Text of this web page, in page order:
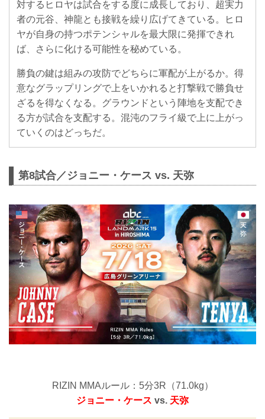
対するヒロヤは試合をする度に成長しており、超実力
者の元谷、神龍とも接戦を繰り広げてきている。ヒロ
ヤが自身の持つポテンシャルを最大限に発揮できれ
ば、さらに化ける可能性を秘めている。
勝負の鍵は組みの攻防でどちらに軍配が上がるか。得
意なグラップリングで上をいかれると打撃戦で勝負せ
ざるを得なくなる。グラウンドという陣地を支配でき
る方が試合を支配する。混沌のフライ級で上に上がっ
ていくのはどっちだ。
第8試合／ジョニー・ケース vs. 天弥
RIZIN MMAルール：5分3R（71.0kg）
ジョニー・ケース vs. 天弥